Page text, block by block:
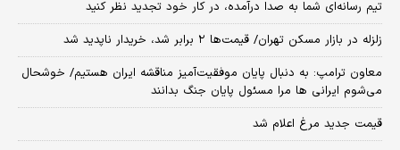
تیم رسانه‌ای شما به صدا درآمده، در کار خود تجدید نظر کنید
زلزله در بازار مسکن تهران/ قیمت‌ها ۲ برابر شد، خریدار ناپدید شد
معاون ترامپ: به دنبال پایان موفقیت‌آمیز مناقشه ایران هستیم/ خوشحال
می‌شوم ایرانی ها مرا مسئول پایان جنگ بدانند
قیمت جدید مرغ اعلام شد